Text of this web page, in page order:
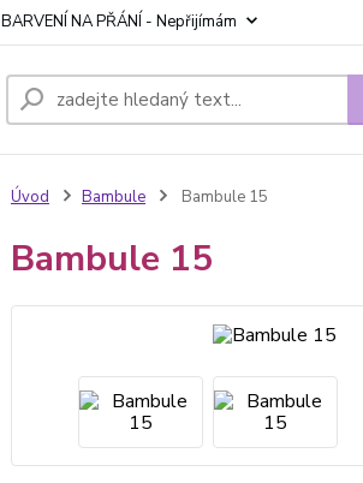
BARVENÍ NA PŘÁNÍ - Nepřijímám
Úvod Bambule Bambule 15
Bambule 15